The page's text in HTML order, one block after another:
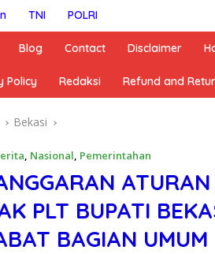
TNI POLRI
Blog Contact Disclaimer
Policy Redaksi Refund and
Bekasi
, Nasional, Pemerintahan
PLT BUPATI
BAGIAN UMUM